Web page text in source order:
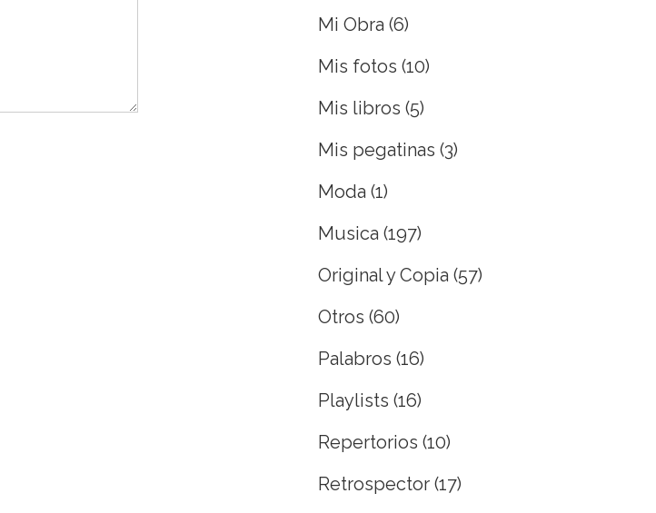
Mi Obra (6)
Mis fotos (10)
Mis libros (5)
Mis pegatinas (3)
Moda (1)
Musica (197)
Original y Copia (57)
Otros (60)
Palabros (16)
Playlists (16)
Repertorios (10)
Retrospector (17)